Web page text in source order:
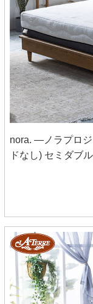
nora. ―ノラプロ
ドなし) セミダブ